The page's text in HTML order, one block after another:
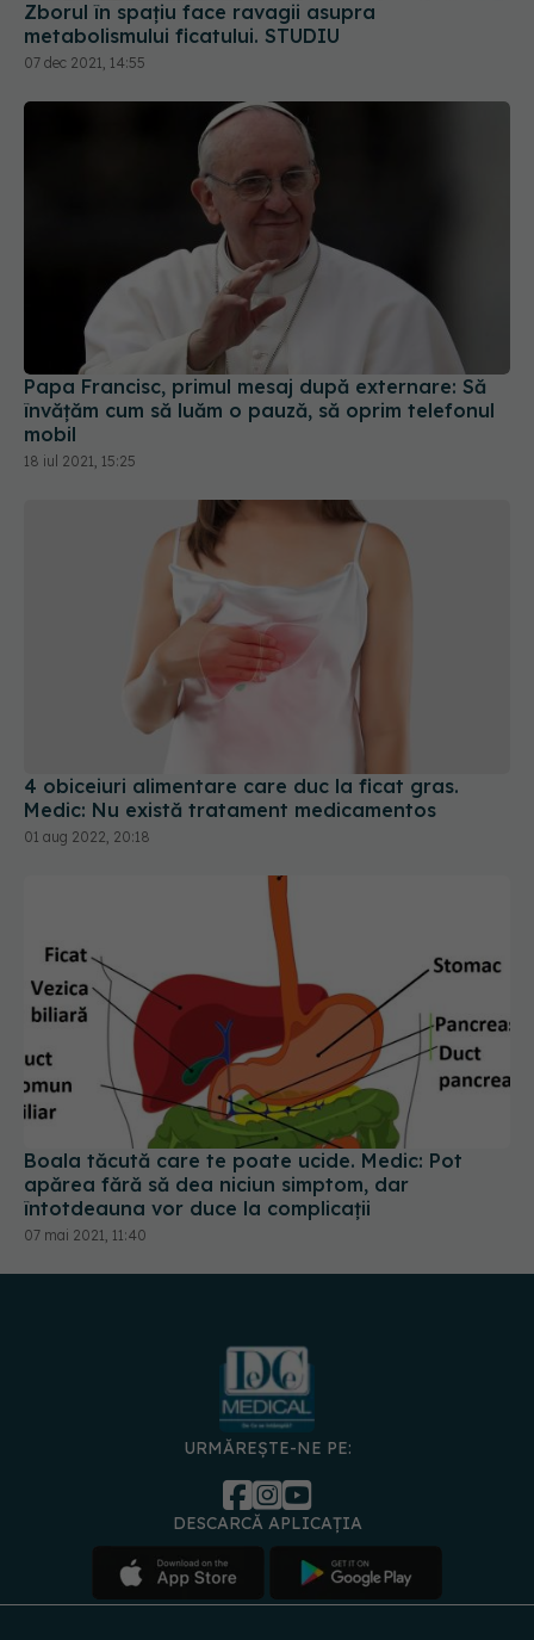
07 dec 2021, 14:55
Papa Francisc, primul mesaj după externare: Să
învăţăm cum să luăm o pauză, să oprim telefonul
mobil
18 iul 2021, 15:25
4 obiceiuri alimentare care duc la ficat gras.
01 aug 2022, 20:18
Boala tăcută care te poate ucide. Medic: Pot
apărea fără să dea niciun simptom, dar
întotdeauna vor duce la complicaţii
07 mai 2021, 11:40
URMĂREȘTE-NE PE:
Medici și Politica de
Politica Gestionați Contact